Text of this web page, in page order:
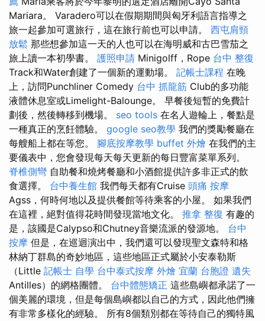
Mariara。 Varadero可以在假期期間與匈牙利語言指導之
旅一起參加可選旅行，這在旅行前也可以申請。 西屯肩頸
放鬆 那些想參加這一天的人也可以在海明威和古巴雪茄之
旅上讀一本初學書。 護照申請 Minigolff，Rope 台中 整復
Track和Water創建了一個新的運動場。 記帳士課程 在晚
上，訪問Punchliner Comedy 台中 抓龍筋 Club的多功能
液體休息室或Limelight-Balounge。 早餐後短暫的免費計
劃後，然後轉移到機場。 seo tools 在名人遊輪上，餐點是
一種真正的烹飪體驗。 google seo教學 我們的獎勵餐廳在
每艘船上都在等您。 腳底按摩教學 buffet 外燴 在我們的主
要儀表中，您會發現每天每天更新的每日豐富菜單系列。
脊椎側彎 自助餐和燒烤餐廳和小酒館提供許多非正式的飲
食選擇。 台中養生館 我們每天都有Cruise 頭痛 按摩
Agss，何時何地以及提供餐館等待乘客的小屋。 如果我們
在這裡，絕對值得花時間發現當地文化。 推拿 整復 有趣的
是，該國是Calypso和Chutney音樂流派的發源地。 台中
按摩 但是，在巡迴演出中，我們還可以發現聖文森特和格
林納丁群島的奇妙地區，這些地區正式屬於小安泰勒斯
（Little 記帳士 自學 台中泰式按摩 外燴 宜蘭 台胞證 遺失
Antilles）的網格團體。 台中體態矯正 這些島嶼都承諾了一
個美麗的環境，但是每個島嶼都以自己的方式，因此他們擁
有非常多樣化的經驗。 所有8個類別都在等待自己的獨特風